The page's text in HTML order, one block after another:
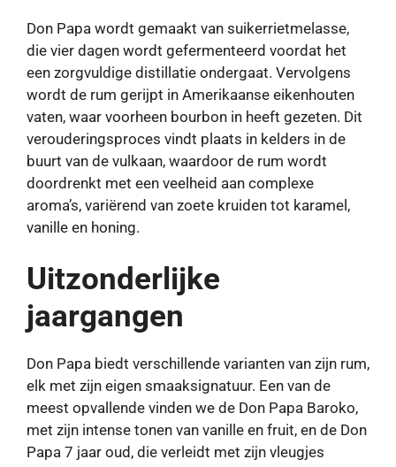
Don Papa wordt gemaakt van suikerrietmelasse,
die vier dagen wordt gefermenteerd voordat het
een zorgvuldige distillatie ondergaat. Vervolgens
wordt de rum gerijpt in Amerikaanse eikenhouten
vaten, waar voorheen bourbon in heeft gezeten. Dit
verouderingsproces vindt plaats in kelders in de
buurt van de vulkaan, waardoor de rum wordt
doordrenkt met een veelheid aan complexe
aroma’s, variërend van zoete kruiden tot karamel,
vanille en honing.
Uitzonderlijke
jaargangen
Don Papa biedt verschillende varianten van zijn rum,
elk met zijn eigen smaaksignatuur. Een van de
meest opvallende vinden we de Don Papa Baroko,
met zijn intense tonen van vanille en fruit, en de Don
Papa 7 jaar oud, die verleidt met zijn vleugjes